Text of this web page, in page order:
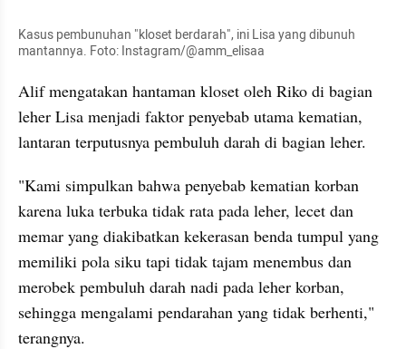
Kasus pembunuhan "kloset berdarah", ini Lisa yang dibunuh
mantannya. Foto: Instagram/@amm_elisaa
Alif mengatakan hantaman kloset oleh Riko di bagian
leher Lisa menjadi faktor penyebab utama kematian,
lantaran terputusnya pembuluh darah di bagian leher.
"Kami simpulkan bahwa penyebab kematian korban
karena luka terbuka tidak rata pada leher, lecet dan
memar yang diakibatkan kekerasan benda tumpul yang
memiliki pola siku tapi tidak tajam menembus dan
merobek pembuluh darah nadi pada leher korban,
sehingga mengalami pendarahan yang tidak berhenti,"
terangnya.